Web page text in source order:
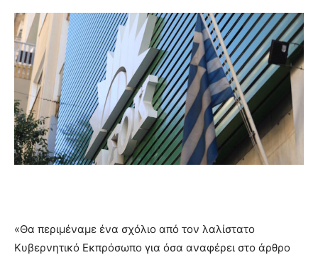
«Θα περιμέναμε ένα σχόλιο από τον λαλίστατο
Κυβερνητικό Εκπρόσωπο για όσα αναφέρει στο άρθρο